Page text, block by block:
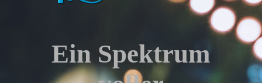
Ein Spektrum